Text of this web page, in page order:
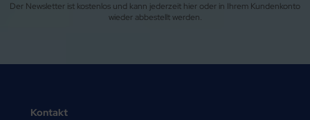
Der Newsletter ist kostenlos und kann jederzeit hier oder in Ihrem Kundenkonto
wieder abbestellt werden.
Kontakt